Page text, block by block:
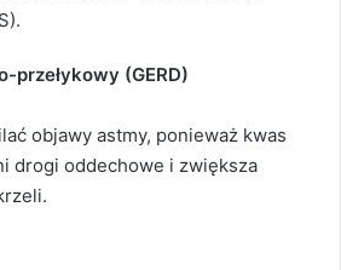
przełykowy (GERD)
objawy astmy, ponieważ kwas
drogi oddechowe i zwiększa